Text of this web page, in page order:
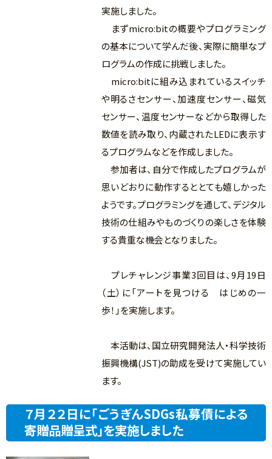
実施しました。
まずmicro:bitの概要やプログラミング
の基本について学んだ後、実際に簡単なプ
ログラムの作成に挑戦しました。
micro:bitに組み込まれているスイッチ
や明るさセンサー、加速度センサー、磁気
センサー、温度センサーなどから取得した
数値を読み取り、内蔵されたLEDに表示す
るプログラムなどを作成しました。
参加者は、自分で作成したプログラムが
思いどおりに動作するととても嬉しかった
ようです。プログラミングを通して、デジタル
技術の仕組みやものづくりの楽しさを体験
する貴重な機会となりました。
プレチャレンジ事業3回目は、9月19日
（土）に「アートを見つける はじめの一
歩！」を実施します。
本活動は、国立研究開発法人・科学技術
振興機構(JST)の助成を受けて実施してい
ます。
７月２２日に「ごうぎんSDGs私募債による
寄贈品贈呈式」を実施しました